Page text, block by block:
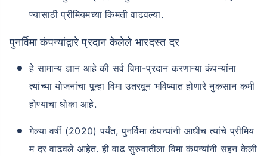
ण्यासाठी प्रीमियमच्या किमती वाढवल्या.
पुनर्विमा कंपन्यांद्वारे प्रदान केलेले भारदस्त दर
हे सामान्य ज्ञान आहे की सर्व विमा-प्रदान करणाऱ्या कंपन्यांना
त्यांच्या योजनांचा पून्हा विमा उतरवून भविष्यात होणारे नुकसान कमी
होण्याचा धोका आहे.
गेल्या वर्षी (2020) पर्यंत, पुनर्विमा कंपन्यांनी आधीच त्यांचे प्रीमिय
म दर वाढवले ​​आहेत. ही वाढ सुरुवातीला विमा कंपन्यांनी सहन केली
वय टर्म विमा प्रीमियमवर कसा
परिणाम करते